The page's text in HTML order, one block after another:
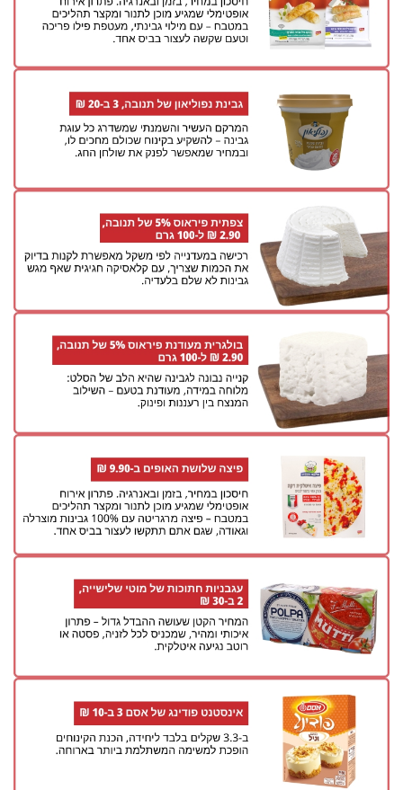
בריאות
תיירות
5
המילון
הכלכלי
פודקאסט
40
UNDER
40
שיתופי
פעולה
דרושים
ניוזלטרים
מייל
אדום